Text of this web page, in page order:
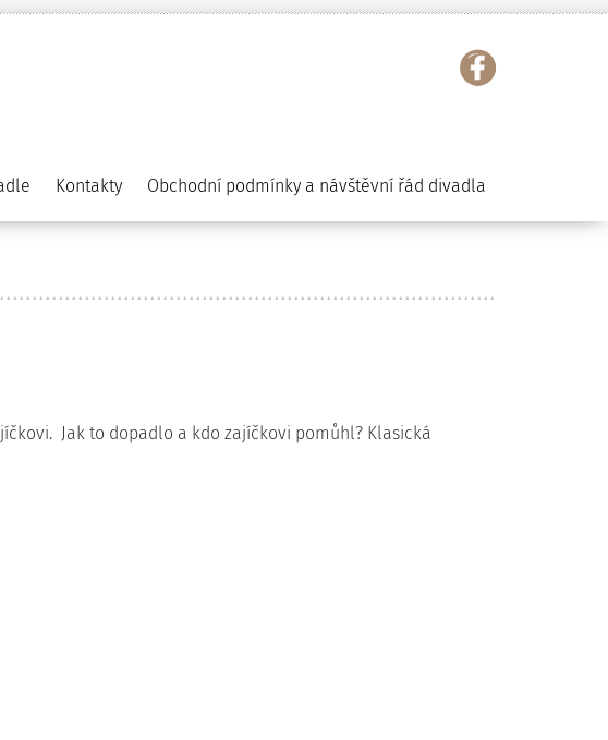
Kontakty Obchodní podmínky a návštěvní řád divadla
Jak to dopadlo a kdo zajíčkovi pomůhl? Klasická